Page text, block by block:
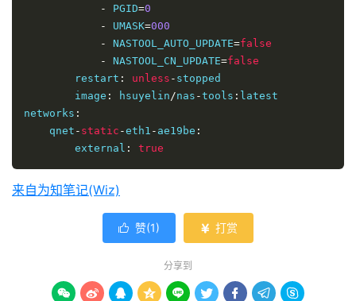
-
PGID=0
-
UMASK=000
-
NASTOOL_AUTO_UPDATE=false
-
NASTOOL_CN_UPDATE=false
        restart
: unless - stopped
        image
: hsuyelin/nas -tools : latest
networks :
    qnet
- static -eth1 - ae19be :
        external
: true
来自为知笔记(Wiz)
 赞(1)  打赏
分享到
        